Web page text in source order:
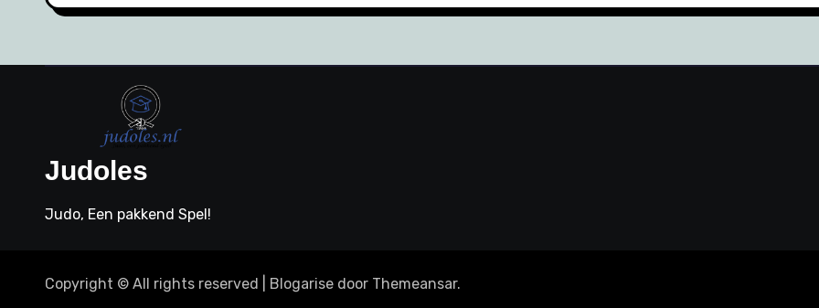
Judoles
Judo, Een pakkend Spel!
Copyright © All rights reserved Blogarise door Themeansar.